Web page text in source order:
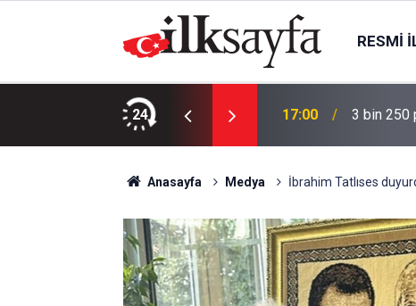
RESMI
24
bugün kimin maçı var, hangi kanalda? 17:00 3 bin 250
Anasayfa Medya İbrahim Tatlıses